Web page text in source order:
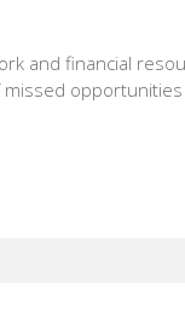
and financial